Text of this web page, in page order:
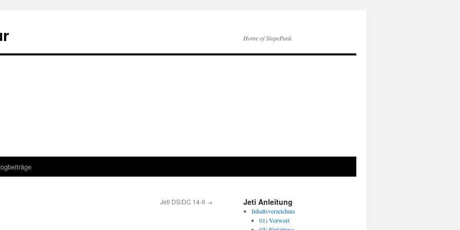
Home of SlopePunk
Jeti DS/DC 14-II → Jeti Anleitung
Inhaltsverzeichnis
01) Vorwort